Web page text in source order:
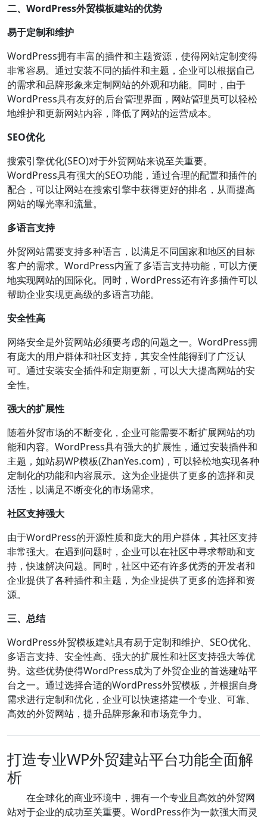
二、WordPress外贸模板建站的优势
易于定制和维护
WordPress拥有丰富的插件和主题资源，使得网站定制变得
非常容易。通过安装不同的插件和主题，企业可以根据自己
的需求和品牌形象来定制网站的外观和功能。同时，由于
WordPress具有友好的后台管理界面，网站管理员可以轻松
地维护和更新网站内容，降低了网站的运营成本。
SEO优化
搜索引擎优化(SEO)对于外贸网站来说至关重要。
WordPress具有强大的SEO功能，通过合理的配置和插件的
配合，可以让网站在搜索引擎中获得更好的排名，从而提高
网站的曝光率和流量。
多语言支持
外贸网站需要支持多种语言，以满足不同国家和地区的目标
客户的需求。WordPress内置了多语言支持功能，可以方便
地实现网站的国际化。同时，WordPress还有许多插件可以
帮助企业实现更高级的多语言功能。
安全性高
网络安全是外贸网站必须要考虑的问题之一。WordPress拥
有庞大的用户群体和社区支持，其安全性能得到了广泛认
可。通过安装安全插件和定期更新，可以大大提高网站的安
全性。
强大的扩展性
随着外贸市场的不断变化，企业可能需要不断扩展网站的功
能和内容。WordPress具有强大的扩展性，通过安装插件和
主题，如站易WP模板(ZhanYes.com)，可以轻松地实现各种
定制化的功能和内容展示。这为企业提供了更多的选择和灵
活性，以满足不断变化的市场需求。
社区支持强大
由于WordPress的开源性质和庞大的用户群体，其社区支持
非常强大。在遇到问题时，企业可以在社区中寻求帮助和支
持，快速解决问题。同时，社区中还有许多优秀的开发者和
企业提供了各种插件和主题，为企业提供了更多的选择和资
源。
三、总结
WordPress外贸模板建站具有易于定制和维护、SEO优化、
多语言支持、安全性高、强大的扩展性和社区支持强大等优
势。这些优势使得WordPress成为了外贸企业的首选建站平
台之一。通过选择合适的WordPress外贸模板，并根据自身
需求进行定制和优化，企业可以快速搭建一个专业、可靠、
高效的外贸网站，提升品牌形象和市场竞争力。
打造专业WP外贸建站平台功能全面解
析
在全球化的商业环境中，拥有一个专业且高效的外贸网
站对于企业的成功至关重要。WordPress作为一款强大而灵